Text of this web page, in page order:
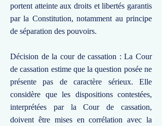
portent atteinte aux droits et libertés garantis
par la Constitution, notamment au principe
de séparation des pouvoirs.
Décision de la cour de cassation : La Cour
de cassation estime que la question posée ne
présente pas de caractère sérieux. Elle
considère que les dispositions contestées,
interprétées par la Cour de cassation,
doivent être mises en corrélation avec la